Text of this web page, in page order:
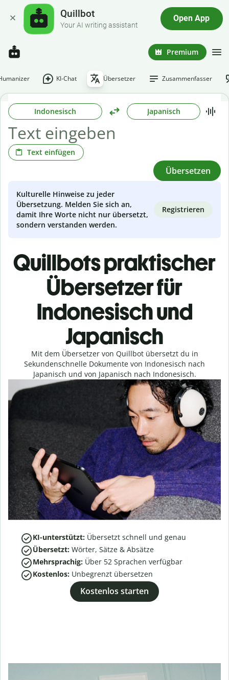
Quillbot
Your AI writing assistant
Open App
Premium
KI-Chat Übersetzer Zusammenfasser
Indonesisch Japanisch
Text einfügen
Übersetzen
Kulturelle Hinweise zu jeder
Übersetzung. Melden Sie sich an,
damit Ihre Worte nicht nur übersetzt,
sondern verstanden werden.
Registrieren
Quillbots praktischer
Übersetzer für
Indonesisch und
Japanisch
Mit dem Übersetzer von Quillbot übersetzt du in
Sekundenschnelle Dokumente von Indonesisch nach
Japanisch und von Japanisch nach Indonesisch.
KI-unterstützt: Übersetzt schnell und genau
Übersetzt: Wörter, Sätze & Absätze
Mehrsprachig: Über 52 Sprachen verfügbar
Kostenlos: Unbegrenzt übersetzen
Kostenlos starten